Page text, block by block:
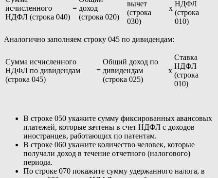
исчисленного
НДФЛ (строка 040)
= доход
(строка 020)
–
вычет
(строка
030)
x
НДФЛ
(строка
010)
Аналогично заполняем строку 045 по дивидендам:
Сумма исчисленного
НДФЛ по дивидендам
(строка 045)
=
Общий доход по
дивидендам
(строка 025)
x
Ставка
НДФЛ
(строка
010)
В строке 050 укажите сумму фиксированных авансовых
платежей, которые зачтены в счет НДФЛ с доходов
иностранцев, работающих по патентам.
В строке 060 укажите количество человек, которые
получали доход в течение отчетного (налогового)
периода.
По строке 070 покажите сумму удержанного налога, в